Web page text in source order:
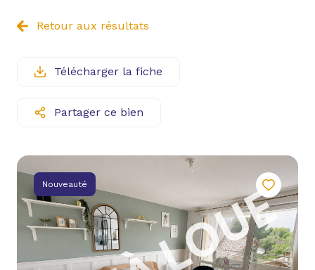
L’ÉQUIPE
LOCATIONS
GESTION
NOUS
CONTACTER
YOUTUBE
Retour aux résultats
Télécharger la fiche
Partager ce bien
Nouveauté